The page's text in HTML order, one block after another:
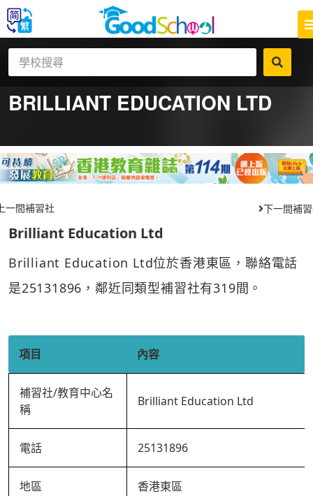
BRILLIANT EDUCATION LTD
一間補習社 下一間補
Brilliant Education Ltd
Brilliant Education Ltd位於香港東區，聯絡電話
是25131896，鄰近同類型補習社有319間。
項目 內容
補習社/教育中心名
稱
Brilliant Education Ltd
電話 25131896
地區 香港東區